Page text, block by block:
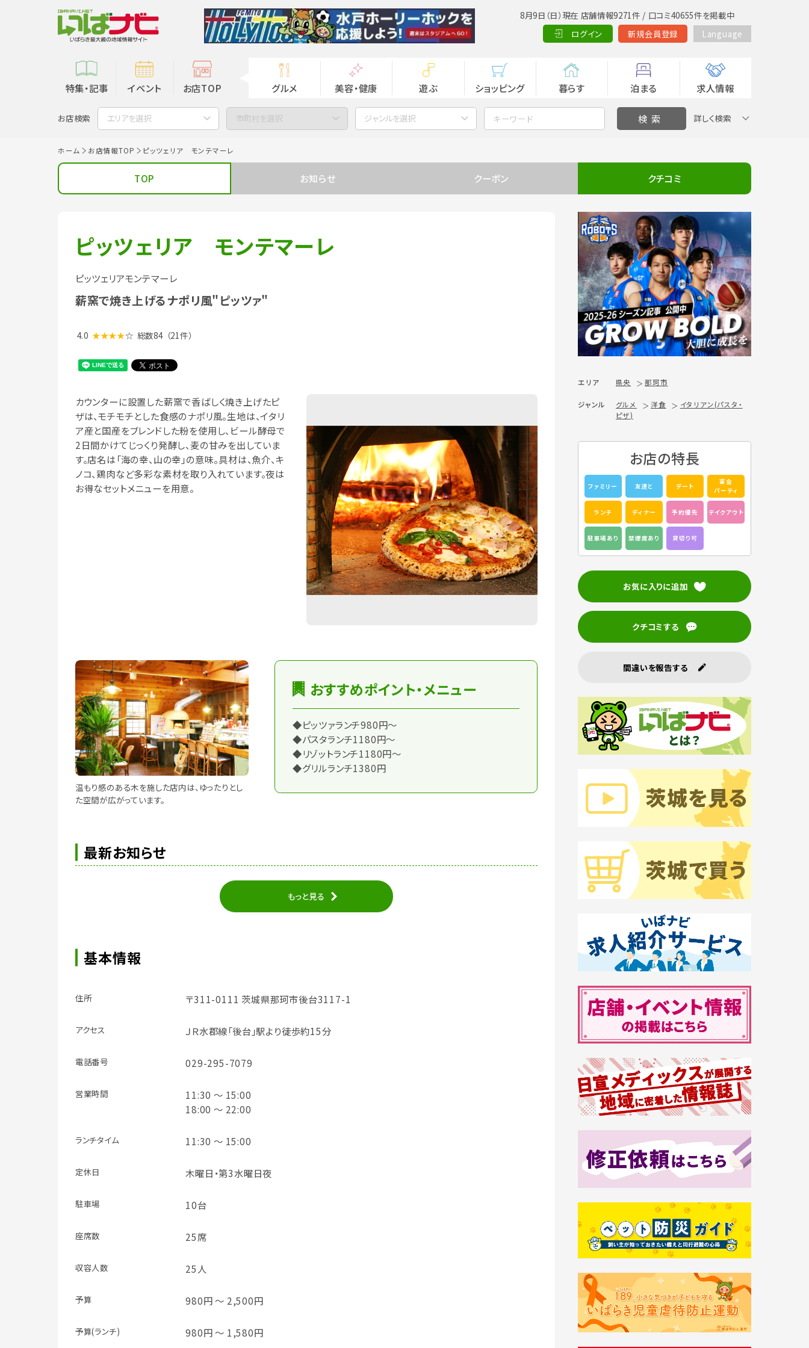
8月9日（日）現在 店舗情報9271件 / 口コミ40655件を掲載中
ログイン
新規会員登録 Language
特集・記事 イベント お店TOP グルメ 美容・健康 遊ぶ ショッピング 暮らす 泊まる 求人情報
お店検索 エリアを選択 市町村を選択 ジャンルを選択 詳しく検索
ホーム お店情報TOP ピッツェリア モンテマーレ
TOP お知らせ クーポン クチコミ
ピッツェリア モンテマーレ
ピッツェリアモンテマーレ
薪窯で焼き上げるナポリ風"ピッツァ"
4.0 ★★★★☆ 総数84 （21件）
カウンターに設置した薪窯で香ばしく焼き上げたピ
ザは、モチモチとした食感のナポリ風。生地は、イタリ
ア産と国産をブレンドした粉を使用し、ビール酵母で
2日間かけてじっくり発酵し、麦の甘みを出していま
す。店名は「海の幸、山の幸」の意味。具材は、魚介、キ
ノコ、鶏肉など多彩な素材を取り入れています。夜は
お得なセットメニューを用意。
温もり感のある木を施した店内は、ゆったりとし
た空間が広がっています。
おすすめポイント・メニュー
◆ピッツァランチ980円～
◆パスタランチ1180円～
◆リゾットランチ1180円～
◆グリルランチ1380円
最新お知らせ
もっと見る
基本情報
住所 〒311-0111 茨城県那珂市後台3117-1
アクセス ＪＲ水郡線「後台」駅より徒歩約15分
電話番号 029-295-7079
営業時間
11:30 ～ 15:00
18:00 ～ 22:00
ランチタイム 11:30 ～ 15:00
定休日 木曜日・第3水曜日夜
駐車場 10台
座席数 25席
収容人数 25人
予算 980円 ～ 2,500円
予算(ランチ) 980円 ～ 1,580円
エリア 県央 那珂市
ジャンル グルメ 洋食
イタリアン(パスタ・
ピザ)
お店の特長
ファミリー 友達と デート
宴会
パーティ
ランチ ディナー 予約優先 テイクアウト
駐車場あり 禁煙席あり 貸切り可
お気に入りに追加
クチコミする
間違いを報告する